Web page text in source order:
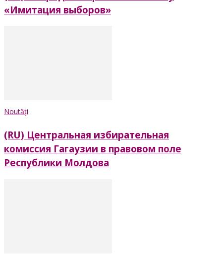
«Имитация выборов»
Noutăți
(RU) Центральная избирательная
комиссия Гагаузии в правовом поле
Республики Молдова